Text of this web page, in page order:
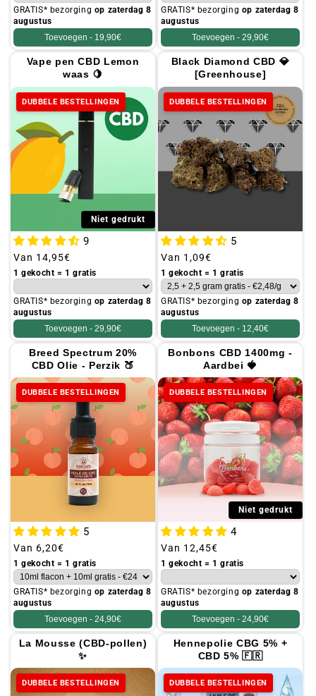
GRATIS* bezorging op zaterdag 8
augustus
Toevoegen - 19,90€
GRATIS* bezorging op zaterdag 8
augustus
Toevoegen - 29,90€
Vape pen CBD Lemon
waas 🍋
DUBBELE BESTELLINGEN
Niet gedrukt
9
Gebruikelijke
prijs
Van 14,95€
1 gekocht = 1 gratis
GRATIS* bezorging op zaterdag 8
augustus
Toevoegen - 29,90€
Black Diamond CBD 💎
[Greenhouse]
DUBBELE BESTELLINGEN
5
Gebruikelijke
prijs
Van 1,09€
1 gekocht = 1 gratis
GRATIS* bezorging op zaterdag 8
augustus
Toevoegen - 12,40€
Breed Spectrum 20%
CBD Olie - Perzik 🍑
DUBBELE BESTELLINGEN
5
Gebruikelijke
prijs
Van 6,20€
1 gekocht = 1 gratis
GRATIS* bezorging op zaterdag 8
augustus
Toevoegen - 24,90€
Bonbons CBD 1400mg -
Aardbei 🍓
DUBBELE BESTELLINGEN
Niet gedrukt
4
Gebruikelijke
prijs
Van 12,45€
1 gekocht = 1 gratis
GRATIS* bezorging op zaterdag 8
augustus
Toevoegen - 24,90€
La Mousse (CBD-pollen)
✨
DUBBELE BESTELLINGEN
Hennepolie CBG 5% +
CBD 5% 🇫🇷
DUBBELE BESTELLINGEN